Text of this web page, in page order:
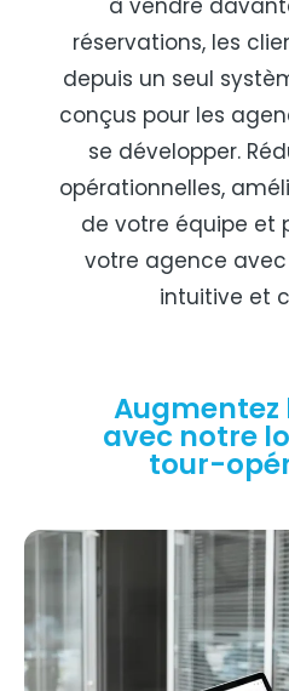
réservations, les
depuis un seul
conçus pour les
se développer.
opérationnelles,
de votre équipe et
votre agence
intuitive et
Augmentez
avec notre
tour-